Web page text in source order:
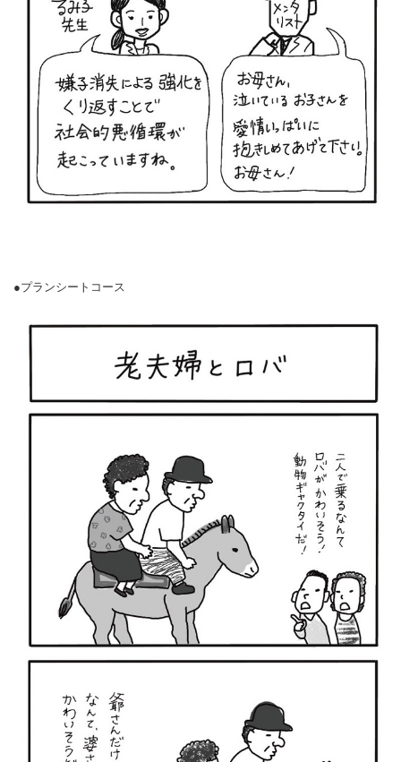
●プランシートコース